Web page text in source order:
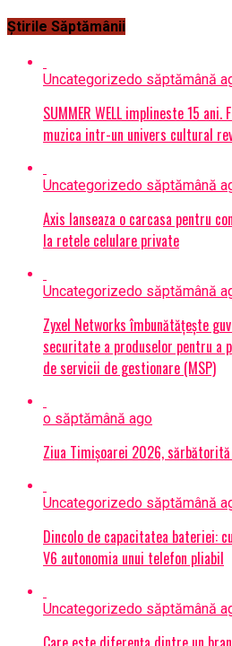
Știrile Săptămânii
Uncategorizedo săptămână
SUMMER WELL implineste 15
muzica intr-un univers cultural
Uncategorizedo săptămână
Axis lanseaza o carcasa pentru
la retele celulare private
Uncategorizedo săptămână
Zyxel Networks îmbunătățește
securitate a produselor pentru a
de servicii de gestionare (MSP)
o săptămână ago
Ziua Timișoarei 2026,
Uncategorizedo săptămână
Dincolo de capacitatea bateriei:
V6 autonomia unui telefon pliabil
Uncategorizedo săptămână